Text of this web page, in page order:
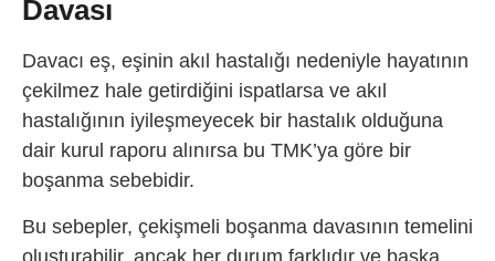
Davası
Davacı eş, eşinin akıl hastalığı nedeniyle hayatının
çekilmez hale getirdiğini ispatlarsa ve akıl
hastalığının iyileşmeyecek bir hastalık olduğuna
dair kurul raporu alınırsa bu TMK’ya göre bir
boşanma sebebidir.
Bu sebepler, çekişmeli boşanma davasının temelini
oluşturabilir, ancak her durum farklıdır ve başka